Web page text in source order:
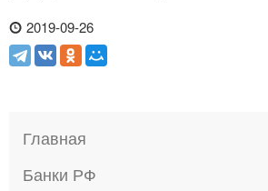
2019-09-26
Главная
Банки РФ